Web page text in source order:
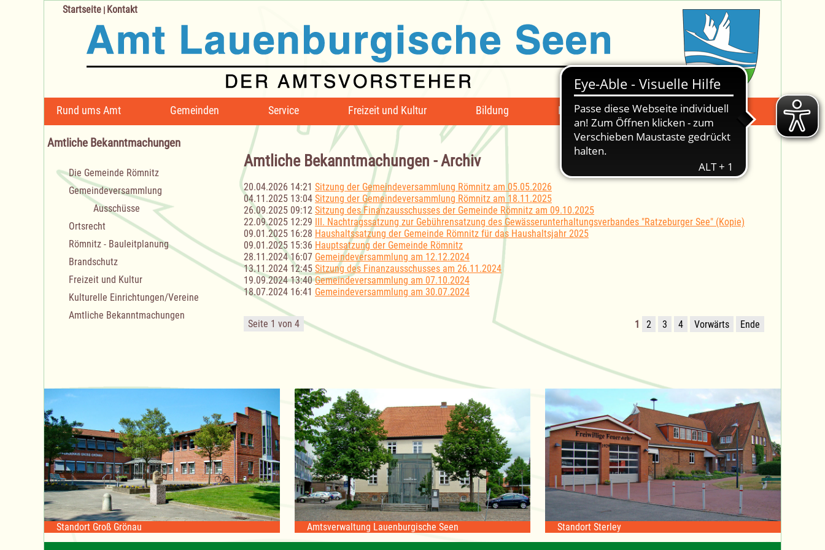
Navigation
überspringen
Rund ums Amt Gemeinden Service Freizeit und Kultur Bildung Mängelmeldung Suche -
Startseite | Kontakt
Amtliche Bekanntmachungen - Archiv
20.04.2026 14:21 Sitzung der Gemeindeversammlung Römnitz am 05.05.2026
04.11.2025 13:04 Sitzung der Gemeindeversammlung Römnitz am 18.11.2025
26.09.2025 09:12 Sitzung des Finanzausschusses der Gemeinde Römnitz am 09.10.2025
22.09.2025 12:29 III. Nachtragssatzung zur Gebührensatzung des Gewässerunterhaltungsverbandes "Ratzeburger See" (Kopie)
09.01.2025 16:28 Haushaltssatzung der Gemeinde Römnitz für das Haushaltsjahr 2025
09.01.2025 15:36 Hauptsatzung der Gemeinde Römnitz
28.11.2024 16:07 Gemeindeversammlung am 12.12.2024
13.11.2024 12:45 Sitzung des Finanzausschusses am 26.11.2024
19.09.2024 13:40 Gemeindeversammlung am 07.10.2024
18.07.2024 16:41 Gemeindeversammlung am 30.07.2024
Seite 1 von 4 1 2 3 4 Vorwärts Ende
Amtliche Bekanntmachungen
Navigation
überspringen
Die Gemeinde Römnitz
Gemeindeversammlung
Ausschüsse
Ortsrecht
Römnitz - Bauleitplanung
Brandschutz
Freizeit und Kultur
Kulturelle Einrichtungen/Vereine
Amtliche Bekanntmachungen
Standort Groß Grönau Amtsverwaltung Lauenburgische Seen Standort Sterley